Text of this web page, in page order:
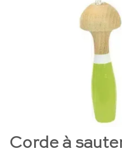
Corde à